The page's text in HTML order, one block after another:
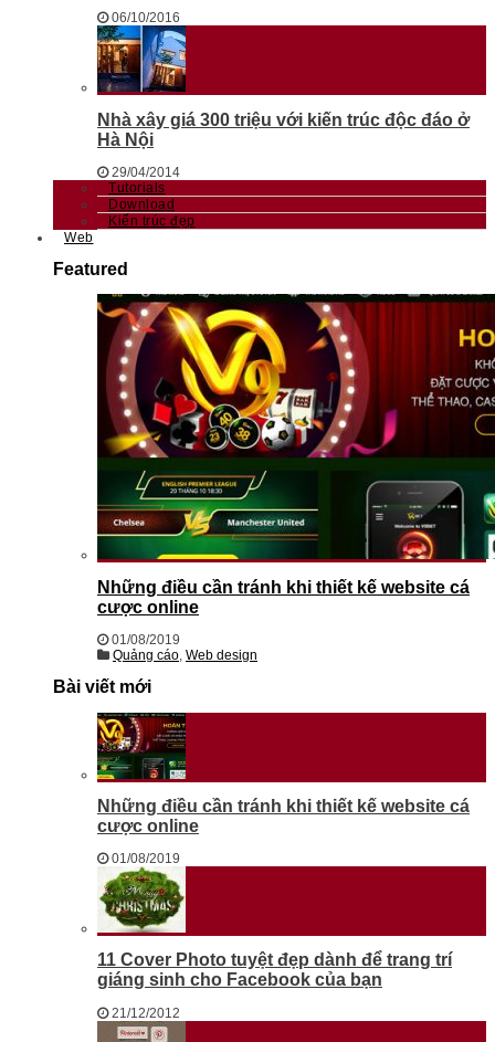
06/10/2016
Nhà xây giá 300 triệu với kiến trúc độc đáo ở
Hà Nội
29/04/2014
Tutorials
Download
Kiến trúc đẹp
Web
Featured
Những điều cần tránh khi thiết kế website cá
cược online
01/08/2019
Quảng cáo, Web design
Bài viết mới
Những điều cần tránh khi thiết kế website cá
cược online
01/08/2019
11 Cover Photo tuyệt đẹp dành để trang trí
giáng sinh cho Facebook của bạn
21/12/2012